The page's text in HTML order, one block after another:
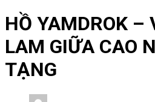
HỒ YAMDROK –
LAM GIỮA CAO
TẠNG